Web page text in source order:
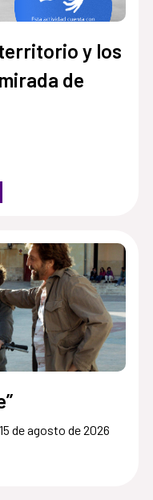
y los
de
de agosto de 2026